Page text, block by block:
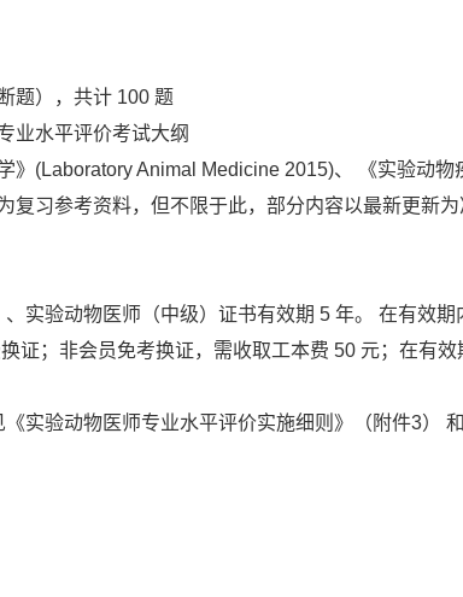
题），共计 100 题
业水平评价考试大纲
》(Laboratory Animal Medicine 2015)、 《实验动
复习参考资料，但不限于此，部分内容以最新更新为
实验动物医师（中级）证书有效期 5 年。 在有效期
证；非会员免考换证，需收取工本费 50 元；在有
实验动物医师专业水平评价实施细则》（附件3）